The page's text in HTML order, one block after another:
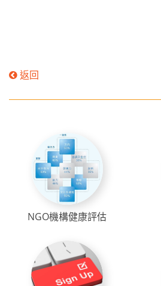
返回
NGO機構健康評估